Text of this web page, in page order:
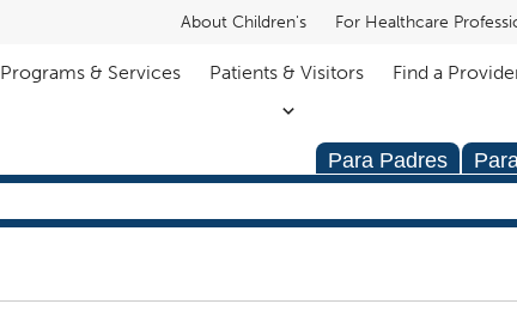
About Children's For Healthcare
Programs & Services Patients & Visitors Find a
Para Padres